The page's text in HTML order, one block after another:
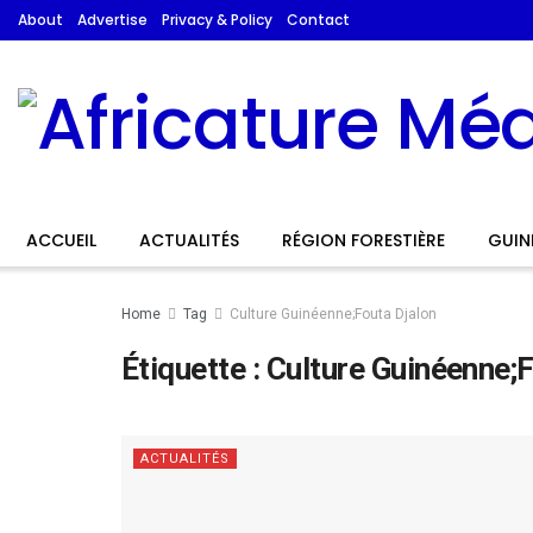
About Advertise Privacy & Policy Contact
ACCUEIL ACTUALITÉS RÉGION FORESTIÈRE
Home Tag Culture Guinéenne;Fouta Djalon
Étiquette : Culture
ACTUALITÉS